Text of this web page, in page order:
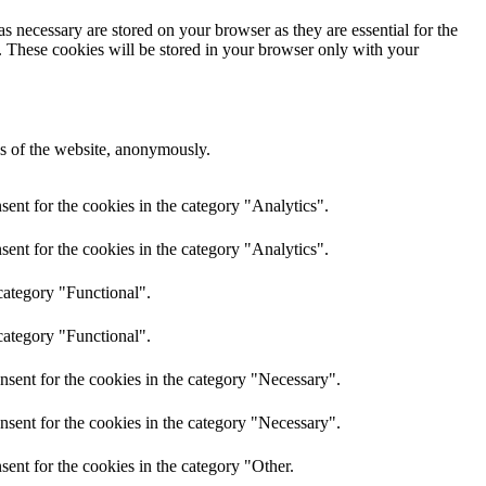
are stored on your browser as they are essential for the
These cookies will be stored in your browser only with your
of the website, anonymously.
for the cookies in the category "Analytics".
for the cookies in the category "Analytics".
"Functional".
"Functional".
for the cookies in the category "Necessary".
for the cookies in the category "Necessary".
for the cookies in the category "Other.